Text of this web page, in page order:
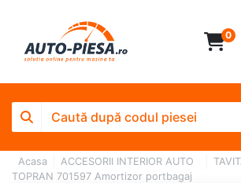
0
Acasa ACCESORII INTERIOR AUTO
TOPRAN 701597 Amortizor portbagaj